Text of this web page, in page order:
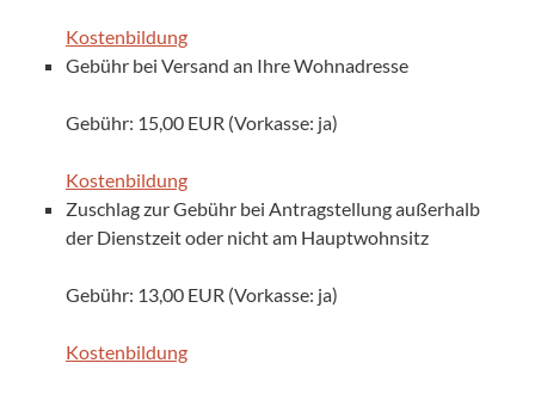
Kostenbildung
Gebühr bei Versand an Ihre Wohnadresse
Gebühr: 15,00 EUR (Vorkasse: ja)
Kostenbildung
Zuschlag zur Gebühr bei Antragstellung außerhalb
der Dienstzeit oder nicht am Hauptwohnsitz
Gebühr: 13,00 EUR (Vorkasse: ja)
Kostenbildung